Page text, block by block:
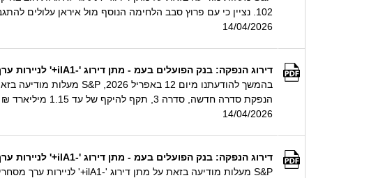
102. נציין כי עם פרוץ סבב הלחימה הנוסף מול איראן עלולים להתגבר הסיכונים הביטחוניים והגיאופוליטי
14/04/2026
דירוג הנפקה: בנק הפועלים בעמ - מתן דירוג '-ilA1+' לניירות ערך מסחריים בהיקף של עד 1.15 מיליארד ₪ ע.נ.
הנפקת סדרה חדשה, סדרה 3, תקף להיקף של עד 1.15 מיליארד ₪ ע.נ. נציין כי עם פרוץ סבב הלחימה הנוסף מו
14/04/2026
דירוג הנפקה: בנק הפועלים בעמ - מתן דירוג '-ilA1+' לניירות ערך מסחריים בהיקף של עד 1 מיליארד ₪ ע.נ.